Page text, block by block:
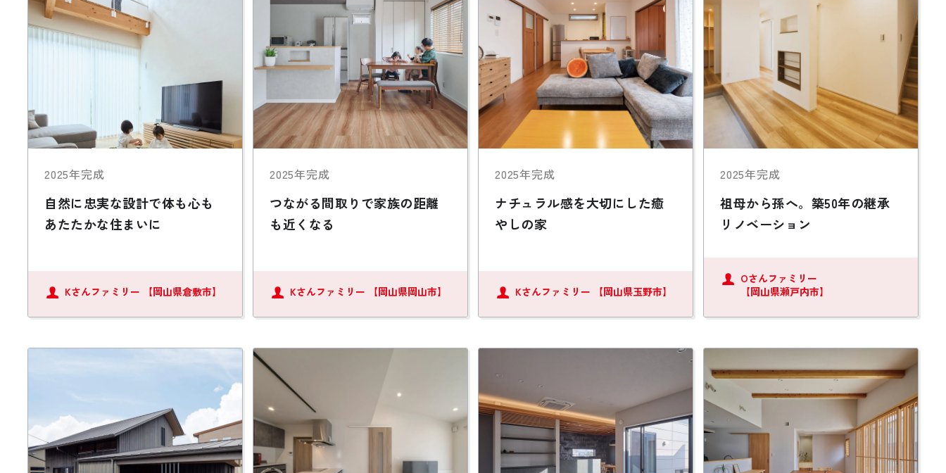
2025年完成
自然に忠実な設計で体も心も
あたたかな住まいに
Kさんファミリー 【岡山県倉敷市】
2025年完成
つながる間取りで家族の距離
も近くなる
Kさんファミリー 【岡山県岡山市】
2025年完成
ナチュラル感を大切にした癒
やしの家
Kさんファミリー 【岡山県玉野市】
2025年完成
祖母から孫へ。築50年の継承
リノベーション
Oさんファミリー
【岡山県瀬戸内市】